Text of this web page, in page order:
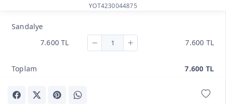
YOT4230044875
Sandalye
7.600 TL
7.600 TL
Toplam 7.600 TL